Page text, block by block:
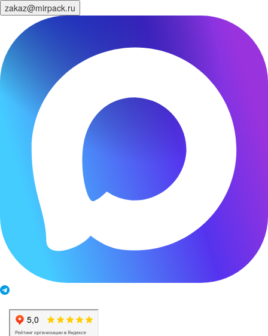
zakaz@mirpack.ru